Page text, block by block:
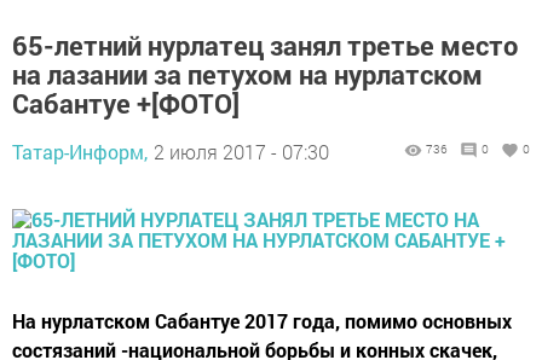
65-летний нурлатец занял третье место
на лазании за петухом на нурлатском
Сабантуе +[ФОТО]
Татар-Информ, 2 июля 2017 - 07:30 736 0 0
На нурлатском Сабантуе 2017 года, помимо основных
состязаний -национальной борьбы и конных скачек,